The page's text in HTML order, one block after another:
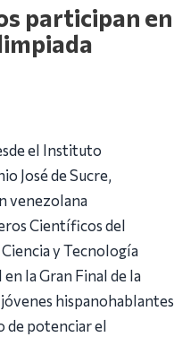
participan en
el Instituto
José de Sucre,
venezolana
Científicos del
y Tecnología
la Gran Final de la
hispanohablantes
de potenciar el